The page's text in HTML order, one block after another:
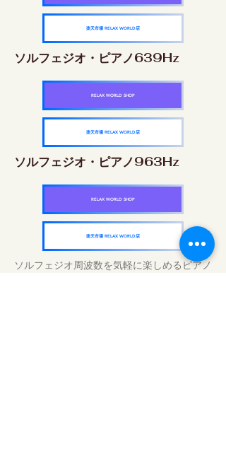
楽天市場 RELAX WORLD店
ソルフェジオ・ピアノ639Hz
RELAX WORLD SHOP
楽天市場 RELAX WORLD店
ソルフェジオ・ピアノ963Hz
RELAX WORLD SHOP
楽天市場 RELAX WORLD店
ソルフェジオ周波数を気軽に楽しめるピアノ